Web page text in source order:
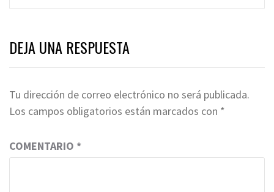
DEJA UNA RESPUESTA
Tu dirección de correo electrónico no será publicada.
Los campos obligatorios están marcados con *
COMENTARIO *